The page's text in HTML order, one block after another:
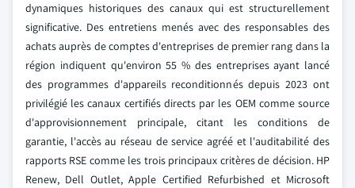
dynamiques historiques des canaux qui est structurellement
significative. Des entretiens menés avec des responsables des
achats auprès de comptes d'entreprises de premier rang dans la
région indiquent qu'environ 55 % des entreprises ayant lancé
des programmes d'appareils reconditionnés depuis 2023 ont
privilégié les canaux certifiés directs par les OEM comme source
d'approvisionnement principale, citant les conditions de
garantie, l'accès au réseau de service agréé et l'auditabilité des
rapports RSE comme les trois principaux critères de décision. HP
Renew, Dell Outlet, Apple Certified Refurbished et Microsoft